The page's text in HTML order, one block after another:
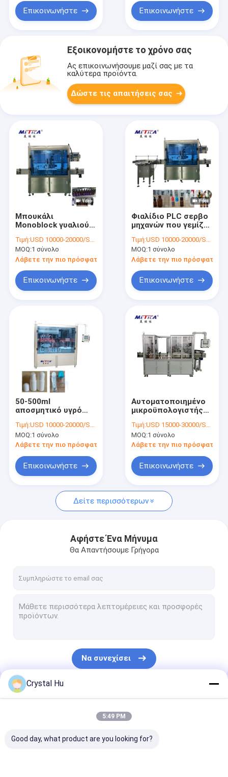
Προϊόντα
Εμφάνιση VR
Γύρος εργοστασίων
Ποιοτικός έλεγχος
Ζητήστε ένα απόσπασμα
ΜΗΧΑΝΗ ΚΑΠ ΜΠΟΥΚΑΛΙΩΝ
μηχανή μαρκαρίσματος μπουκαλιών
Επικοινωνήστε Επικοινωνήστε
Εξοικονομήστε το χρόνο σας
Ας επικοινωνήσουμε μαζί σας με τα
καλύτερα προϊόντα.
Δώστε τις απαιτήσεις σας
Μπουκάλι
Monoblock γυαλιού
γεμίζοντας ακρίβεια
μηχανών 99%
κάλυψης
Τιμή:USD 10000-20000/SET
MOQ:1 σύνολο
Λάβετε την πιο πρόσφατη τιμή
Επικοινωνήστε
Φιαλίδιο PLC σερβο
μηχανών που γεμίζει
μηχανή κάλυψης
μηχανών κάλυψης
Τιμή:USD 10000-20000/SET
MOQ:1 σύνολο
Λάβετε την πιο πρόσφατη
Επικοινωνήστε
50-500ml
αποσμητικό υγρό
Capper υλικών
πληρώσεως
μπουκαλιών μηχανών
Τιμή:USD 10000-20000/SET
MOQ:1 σύνολο
Λάβετε την πιο πρόσφατη τιμή
Επικοινωνήστε
Αυτοματοποιημένο
μικροϋπολογιστής
καλλυντική
συσκευασία μηχανών
κάλυψης
Τιμή:USD 15000-30000/SET
MOQ:1 σύνολο
Λάβετε την πιο πρόσφατη
Επικοινωνήστε
Δείτε περισσότερων
Αφήστε Ένα Μήνυμα
Θα Απαντήσουμε Γρήγορα
Να συνεχίσει
Οι Κατηγορίες Μας
Crystal Hu
5:49 PM
Good day, what product are you looking for?